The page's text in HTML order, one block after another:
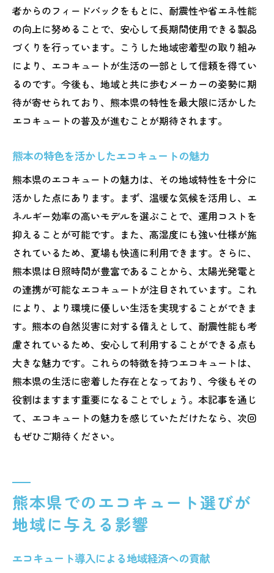
者からのフィードバックをもとに、耐震性や省エネ性能
の向上に努めることで、安心して長期間使用できる製品
づくりを行っています。こうした地域密着型の取り組み
により、エコキュートが生活の一部として信頼を得てい
るのです。今後も、地域と共に歩むメーカーの姿勢に期
待が寄せられており、熊本県の特性を最大限に活かした
エコキュートの普及が進むことが期待されます。
熊本の特色を活かしたエコキュートの魅力
熊本県のエコキュートの魅力は、その地域特性を十分に
活かした点にあります。まず、温暖な気候を活用し、エ
ネルギー効率の高いモデルを選ぶことで、運用コストを
抑えることが可能です。また、高湿度にも強い仕様が施
されているため、夏場も快適に利用できます。さらに、
熊本県は日照時間が豊富であることから、太陽光発電と
の連携が可能なエコキュートが注目されています。これ
により、より環境に優しい生活を実現することができま
す。熊本の自然災害に対する備えとして、耐震性能も考
慮されているため、安心して利用することができる点も
大きな魅力です。これらの特徴を持つエコキュートは、
熊本県の生活に密着した存在となっており、今後もその
役割はますます重要になることでしょう。本記事を通じ
て、エコキュートの魅力を感じていただけたなら、次回
もぜひご期待ください。
熊本県でのエコキュート選びが
地域に与える影響
エコキュート導入による地域経済への貢献